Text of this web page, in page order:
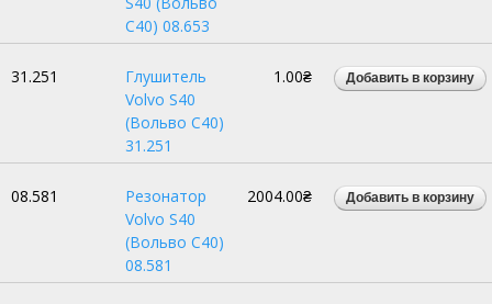
С40) 08.653
31.251
Глушитель
Volvo S40
(Вольво С40)
31.251
1.00₴
08.581
Резонатор
Volvo S40
(Вольво С40)
08.581
2004.00₴